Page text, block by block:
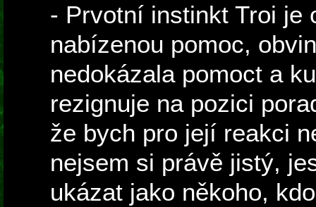
- Prvotní instinkt Troi je
nabízenou pomoc,
nedokázala pomoct a
rezignuje na pozici
že bych pro její reakci
nejsem si právě jistý,
ukázat jako někoho,